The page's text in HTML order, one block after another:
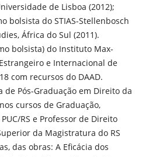
de Lisboa (2012);
bolsista do STIAS-Stellenbosch
África do Sul (2011).
bolsista) do Instituto Max-
e Internacional de
com recursos do DAAD.
de Pós-Graduação em Direito da
cursos de Graduação,
RS e Professor de Direito
da Magistratura do RS
das obras: A Eficácia dos